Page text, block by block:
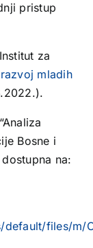
pristup
za
mladih
Bosne i
na:
files/m/